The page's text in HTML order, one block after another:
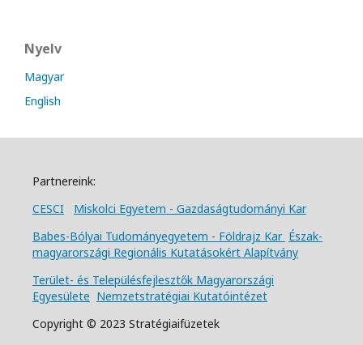
Nyelv
Magyar
English
Partnereink:
CESCI
Miskolci Egyetem - Gazdaságtudományi Kar
Babes-Bólyai Tudományegyetem - Földrajz Kar Észak-
magyarországi Regionális Kutatásokért Alapítvány
Terület- és Településfejlesztők Magyarországi
Egyesülete Nemzetstratégiai Kutatóintézet
Copyright © 2023 Stratégiaifüzetek